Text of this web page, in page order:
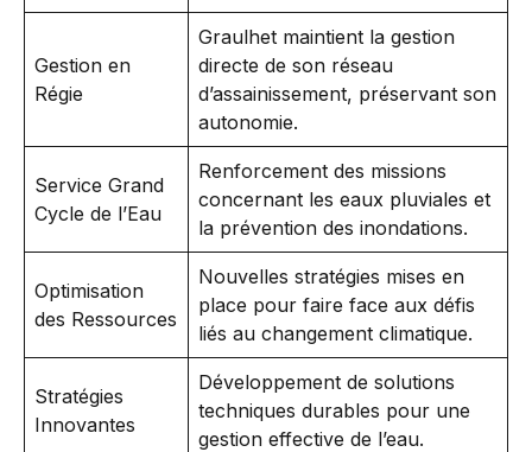
Gestion en
Régie
Graulhet maintient la gestion
directe de son réseau
d’assainissement, préservant son
autonomie.
Service Grand
Cycle de l’Eau
Renforcement des missions
concernant les eaux pluviales et
la prévention des inondations.
Optimisation
des Ressources
Nouvelles stratégies mises en
place pour faire face aux défis
liés au changement climatique.
Stratégies
Innovantes
Développement de solutions
techniques durables pour une
gestion effective de l’eau.